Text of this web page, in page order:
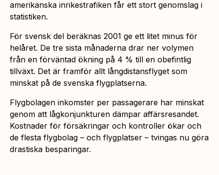
amerikanska inrikestrafiken får ett stort genomslag i
statistiken.
För svensk del beräknas 2001 ge ett litet minus för
helåret. De tre sista månaderna drar ner volymen
från en förväntad ökning på 4 % till en obefintlig
tillväxt. Det är framför allt långdistansflyget som
minskat på de svenska flygplatserna.
Flygbolagen inkomster per passagerare har minskat
genom att lågkonjunkturen dämpar affärsresandet.
Kostnader för försäkringar och kontroller ökar och
de flesta flygbolag – och flygplatser – tvingas nu göra
drastiska besparingar.